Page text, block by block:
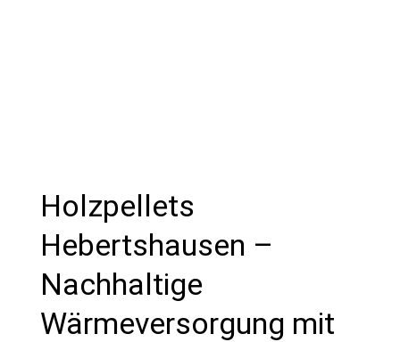
Holzpellets
Hebertshausen –
Nachhaltige
Wärmeversorgung mit